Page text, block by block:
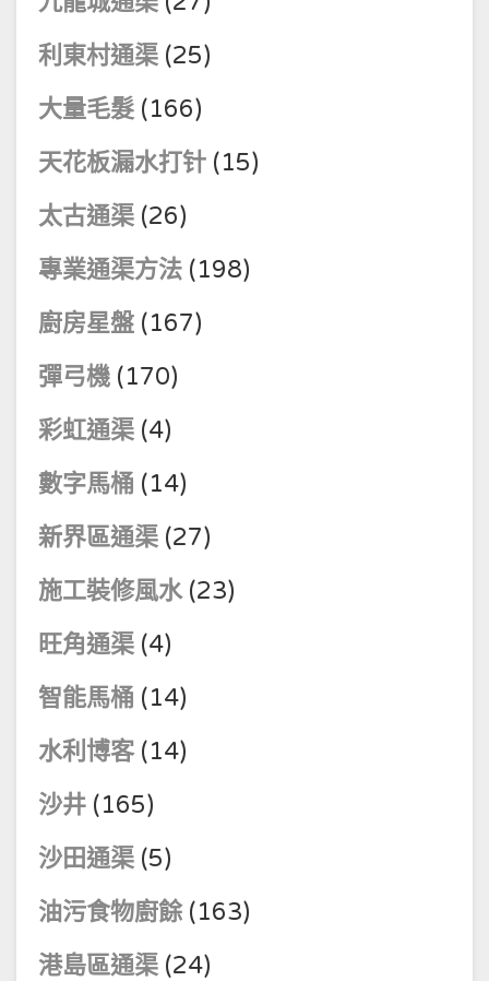
利東村通渠 (25)
大量毛髮 (166)
天花板漏水打针 (15)
太古通渠 (26)
專業通渠方法 (198)
廚房星盤 (167)
彈弓機 (170)
彩虹通渠 (4)
數字馬桶 (14)
新界區通渠 (27)
施工裝修風水(23)
旺角通渠 (4)
智能馬桶 (14)
水利博客(14)
沙井 (165)
沙田通渠 (5)
油污食物廚餘(163)
港島區通渠 (24)